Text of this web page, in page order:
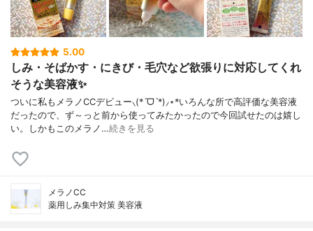
5.00
しみ・そばかす・にきび・毛穴など欲張りに対応してくれ
そうな美容液✨
ついに私もメラノCCデビュー⸜(*ˊᗜˋ*)⸝⋆*いろんな所で高評価な美容液
だったので、ず～っと前から使ってみたかったので今回試せたのは嬉し
い。しかもこのメラノ…続きを見る
メラノCC
薬用しみ集中対策 美容液